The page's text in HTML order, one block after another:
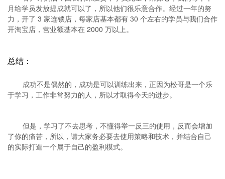
月给学员发放提成就可以了，所以他们很乐意合作。经过一年的努
力，开了 3 家连锁店，每家店基本都有 30 个左右的学员与我们合作
开淘宝店，营业额基本在 2000 万以上。
总结：
成功不是偶然的，成功是可以训练出来，正因为松哥是一个乐
于学习，工作非常努力的人，所以才取得今天的进步。
但是，学习了不去思考，不懂得举一反三的使用，反而会增加
了你的痛苦，所以，请大家务必要去使用策略和技术，并结合自己
的实际打造一个属于自己的盈利模式。